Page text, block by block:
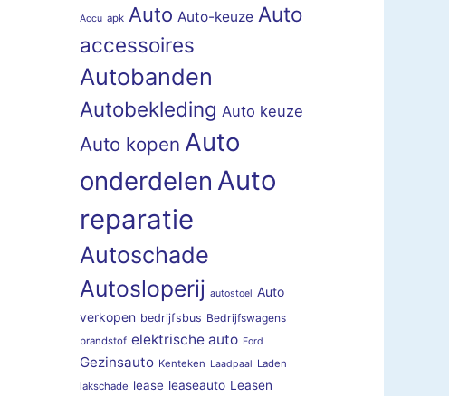
Accu apk Auto Auto-keuze Auto
accessoires
Autobanden
Autobekleding Auto keuze
Auto kopen Auto
onderdelen Auto
reparatie
Autoschade
Autosloperij autostoel Auto
verkopen bedrijfsbus Bedrijfswagens
brandstof elektrische auto Ford
Gezinsauto Kenteken Laadpaal Laden
lakschade lease leaseauto Leasen